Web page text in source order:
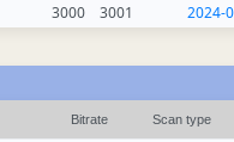
3000 3001 2024-
Bitrate Scan type